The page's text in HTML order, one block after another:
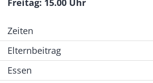
Freitag: 15.00 Uhr
Zeiten
Elternbeitrag
Essen